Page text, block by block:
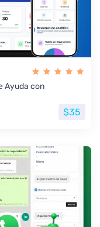
Ayuda con
$35